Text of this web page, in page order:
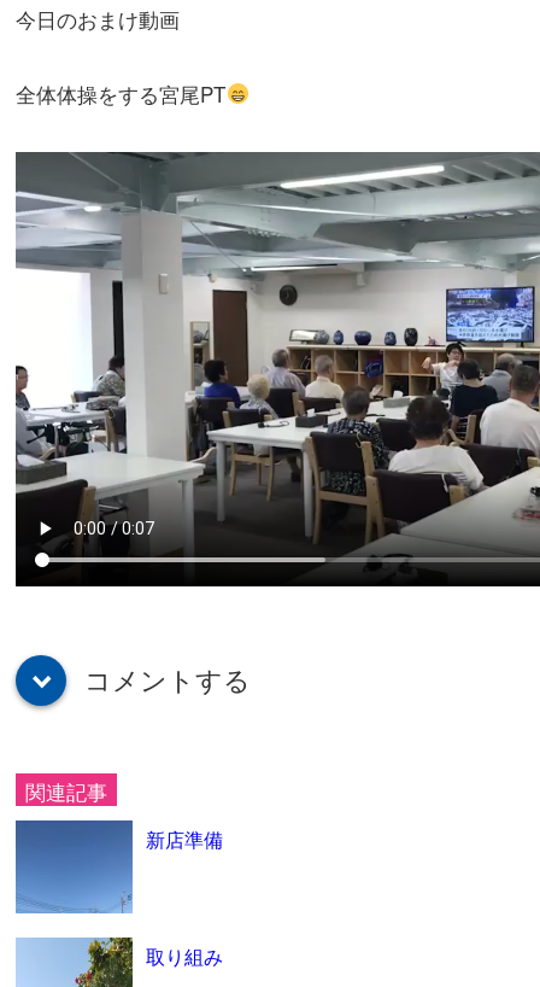
今日のおまけ動画
全体体操をする宮尾PT
down コメントする
関連記事
新店準備
取り組み